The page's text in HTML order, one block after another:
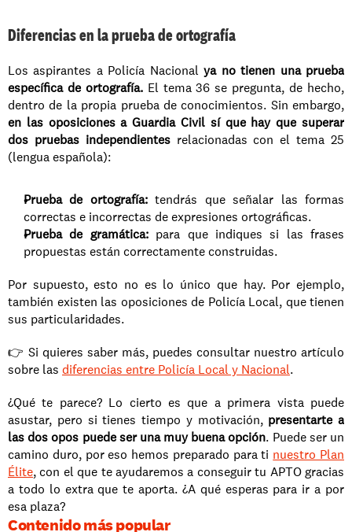
Diferencias en la prueba de ortografía
Los aspirantes a Policía Nacional ya no tienen una prueba
específica de ortografía. El tema 36 se pregunta, de hecho,
en las oposiciones a Guardia Civil sí que hay que superar
dos pruebas independientes relacionadas con el tema 25
(lengua española):
Prueba de ortografía: tendrás que señalar las formas
correctas e incorrectas de expresiones ortográficas.
Prueba de gramática: para que indiques si las frases
propuestas están correctamente construidas.
Por supuesto, esto no es lo único que hay. Por ejemplo,
también existen las oposiciones de Policía Local, que tienen
sus particularidades.
👉 Si quieres saber más, puedes consultar nuestro artículo
sobre las diferencias entre Policía Local y Nacional.
¿Qué te parece? Lo cierto es que a primera vista puede
asustar, pero si tienes tiempo y motivación, presentarte a
las dos opos puede ser una muy buena opción. Puede ser un
camino duro, por eso hemos preparado para ti nuestro Plan
Élite, con el que te ayudaremos a conseguir tu APTO gracias
a todo lo extra que te aporta. ¿A qué esperas para ir a por
esa plaza?
Contenido más popular